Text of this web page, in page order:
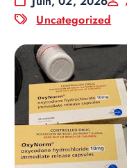
Uncategorized